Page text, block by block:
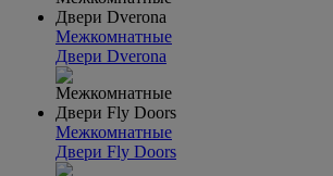
Межкомнатные
Двери Dverona
Межкомнатные
Двери Fly Doors